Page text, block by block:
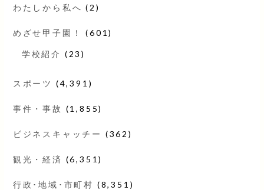
わたしから私へ (2)
めざせ甲子園！ (601)
学校紹介 (23)
スポーツ (4,391)
事件・事故 (1,855)
ビジネスキャッチー (362)
観光・経済 (6,351)
行政･地域･市町村 (8,351)